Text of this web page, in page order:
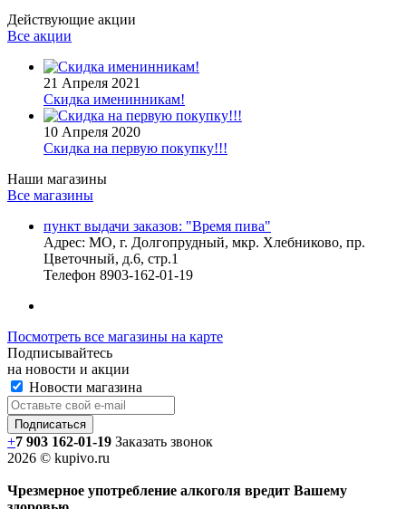
Действующие акции
Все акции
21 Апреля 2021
Скидка именинникам!
10 Апреля 2020
Скидка на первую покупку!!!
Наши магазины
Все магазины
пункт выдачи заказов: "Время пива"
Адрес: МО, г. Долгопрудный, мкр. Хлебниково, пр.
Цветочный, д.6, стр.1
Телефон 8903-162-01-19
Посмотреть все магазины на карте
Подписывайтесь
на новости и акции
Новости магазина
+7 903 162-01-19 Заказать звонок
2026 © kupivo.ru
Чрезмерное употребление алкоголя вредит Вашему